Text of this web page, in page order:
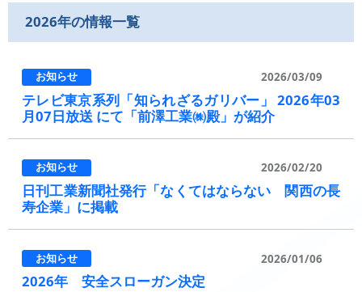
2026年の情報一覧
2026/03/09
テレビ東京系列「知られざるガリバー」 2026年03
月07日放送 にて「前澤工業㈱殿」が紹介
2026/02/20
日刊工業新聞社発行「なくてはならない 関西の長
寿企業」に掲載
2026/01/06
2026年 安全スローガン決定